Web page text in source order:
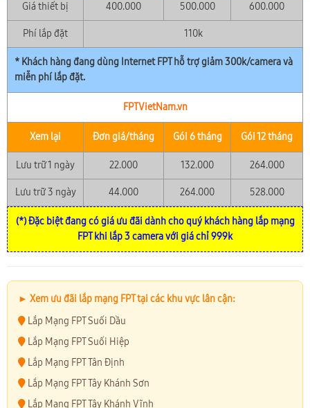
Giá thiết bị 400.000 500.000 600.000
Phí lắp đặt 110k
* Khách hàng đang dùng Internet FPT hỗ trợ giảm 300k/camera và
miễn phí lắp đặt.
FPTVietNam.vn
Xem lại Đơn giá/tháng Gói 6 tháng Gói 12 tháng
Lưu trữ 1 ngày 22.000 132.000 264.000
Lưu trữ 3 ngày 44.000 264.000 528.000
(*) Đặc biệt đang có giá ưu đãi dành cho quý khách hàng lắp mạng
FPT khi lắp 3 camera với giá chỉ 999k
► Xem ưu đãi lắp mạng FPT tại các khu vực lân cận:
Lắp Mạng FPT Suối Dầu
Lắp Mạng FPT Suối Hiệp
Lắp Mạng FPT Tân Định
Lắp Mạng FPT Tây Khánh Sơn
Lắp Mạng FPT Tây Khánh Vĩnh